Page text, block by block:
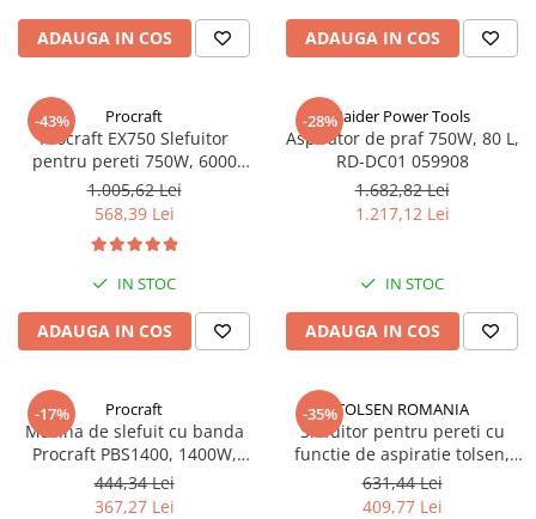
Truse de scule
Truse de lipit PPR
Vibratoare beton
Masini de spalat rufe cu uscator
Uscatoare de rufe
Masini de facut paine
Pachete electrocasnice
incorporabile
Seturi oale
SANDWICH MAKER
ADAUGA IN COS ADAUGA IN COS
-43% Procraft
Procraft EX750 Slefuitor
pentru pereti 750W, 6000
rotatii, Disc 225 mm
1.005,62 Lei
568,39 Lei
IN STOC
ADAUGA IN COS
-28%Raider Power Tools
Aspirator de praf 750W, 80 L,
RD-DC01 059908
1.682,82 Lei
1.217,12 Lei
IN STOC
ADAUGA IN COS
-17% Procraft
Masina de slefuit cu banda
Procraft PBS1400, 1400W,
457x76, 260m/min, Variator 6
trepte
444,34 Lei
367,27 Lei
-35%TOLSEN ROMANIA
Slefuitor pentru pereti cu
functie de aspiratie tolsen,
900 w, 180 mm diametru disc,
2700 rpm
631,44 Lei
409,77 Lei